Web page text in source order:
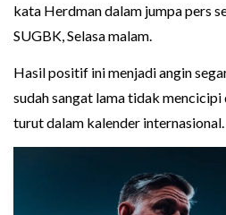
kata Herdman dalam jumpa pers
SUGBK, Selasa malam.
Hasil positif ini menjadi angin
sudah sangat lama tidak
turut dalam kalender internasional.